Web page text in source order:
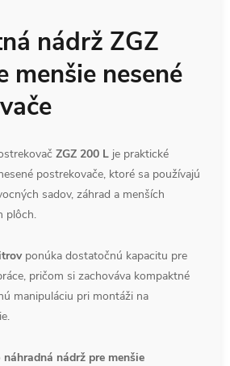
nádrž ZGZ
menšie nesené
ZGZ 200 L je praktické
postrekovače, ktoré sa používajú
sadov, záhrad a menších
plôch.
ponúka dostatočnú kapacitu pre
pričom si zachováva kompaktné
manipuláciu pri montáži na
náhradná nádrž pre menšie